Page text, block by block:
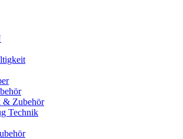
& Zubehör
Technik